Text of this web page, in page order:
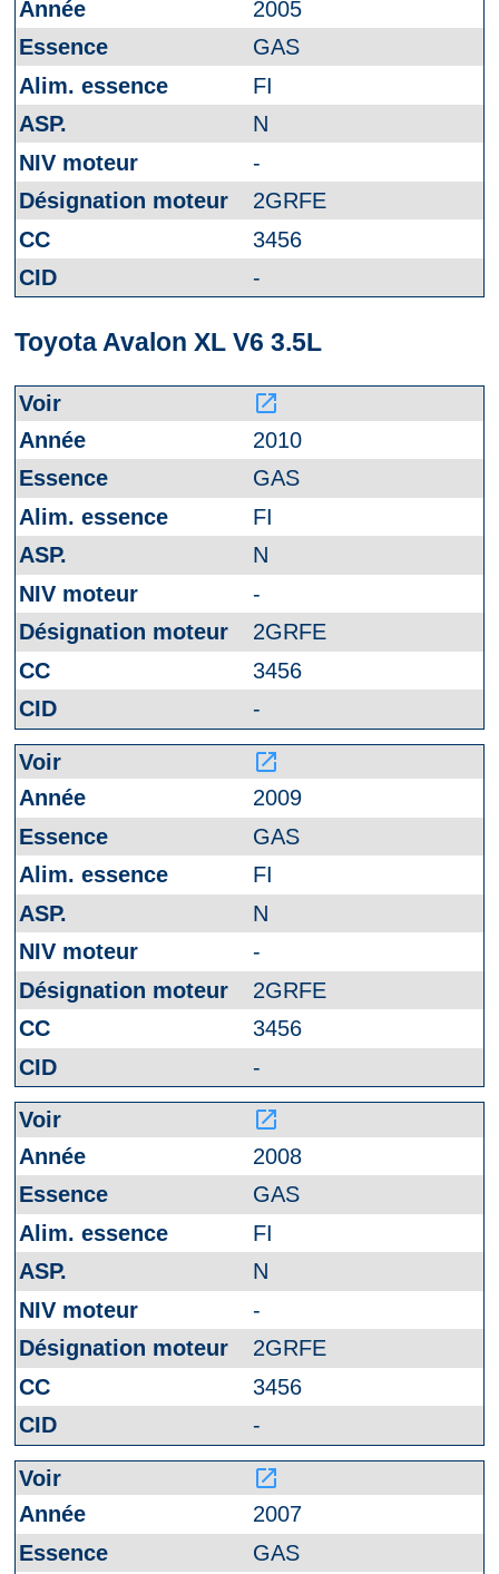
2005
GAS
FI
N
-
2GRFE
3456
-
Toyota Avalon XL V6 3.5L
launch
2010
GAS
FI
N
-
2GRFE
3456
-
launch
2009
GAS
FI
N
-
2GRFE
3456
-
launch
2008
GAS
FI
N
-
2GRFE
3456
-
launch
2007
GAS